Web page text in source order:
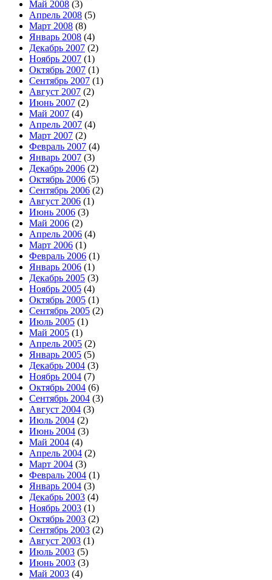
Май 2008 (3)
Апрель 2008 (5)
Март 2008 (8)
Январь 2008 (4)
Декабрь 2007 (2)
Ноябрь 2007 (1)
Октябрь 2007 (1)
Сентябрь 2007 (1)
Август 2007 (2)
Июнь 2007 (2)
Май 2007 (4)
Апрель 2007 (4)
Март 2007 (2)
Февраль 2007 (4)
Январь 2007 (3)
Декабрь 2006 (2)
Октябрь 2006 (5)
Сентябрь 2006 (2)
Август 2006 (1)
Июнь 2006 (3)
Май 2006 (2)
Апрель 2006 (4)
Март 2006 (1)
Февраль 2006 (1)
Январь 2006 (1)
Декабрь 2005 (3)
Ноябрь 2005 (4)
Октябрь 2005 (1)
Сентябрь 2005 (2)
Июль 2005 (1)
Май 2005 (1)
Апрель 2005 (2)
Январь 2005 (5)
Декабрь 2004 (3)
Ноябрь 2004 (7)
Октябрь 2004 (6)
Сентябрь 2004 (3)
Август 2004 (3)
Июль 2004 (2)
Июнь 2004 (3)
Май 2004 (4)
Апрель 2004 (2)
Март 2004 (3)
Февраль 2004 (1)
Январь 2004 (3)
Декабрь 2003 (4)
Ноябрь 2003 (1)
Октябрь 2003 (2)
Сентябрь 2003 (2)
Август 2003 (1)
Июль 2003 (5)
Июнь 2003 (3)
Май 2003 (4)